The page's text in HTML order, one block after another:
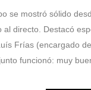
se mostró sólido
al directo. Destacó
Frías (encargado
funcionó: muy